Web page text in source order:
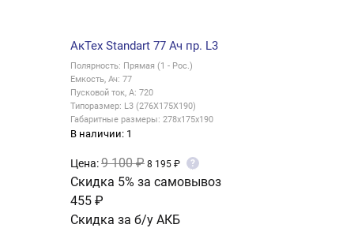
АкТех Standart 77 Ач пр. L3
Полярность: Прямая (1 - Рос.)
Емкость, Ач: 77
Пусковой ток, А: 720
Типоразмер: L3 (276X175X190)
Габаритные размеры: 278x175x190
В наличии: 1
Цена:9 100 ₽ 8 195 ₽ ?
Скидка 5% за самовывоз
455 ₽
Скидка за б/у АКБ